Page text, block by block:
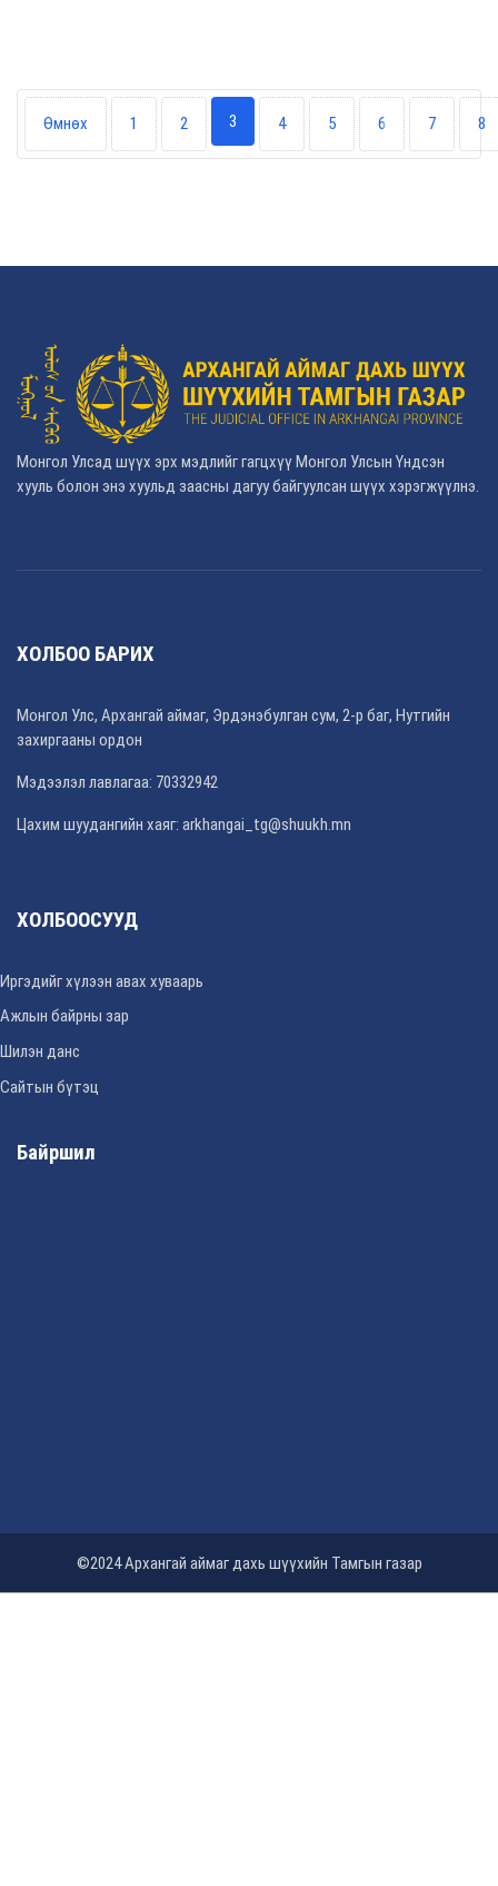
Өмнөх 1 2 3 4 5 6 7 8
Монгол Улсад шүүх эрх мэдлийг гагцхүү Монгол Улсын Үндсэн
хууль болон энэ хуульд заасны дагуу байгуулсан шүүх хэрэгжүүлнэ.
ХОЛБОО БАРИХ
Монгол Улс, Архангай аймаг, Эрдэнэбулган сум, 2-р баг, Нутгийн
захиргааны ордон
Мэдээлэл лавлагаа: 70332942
Цахим шуудангийн хаяг: arkhangai_tg@shuukh.mn
ХОЛБООСУУД
Иргэдийг хүлээн авах хуваарь
Ажлын байрны зар
Шилэн данс
Сайтын бүтэц
Байршил
©2024 Архангай аймаг дахь шүүхийн Тамгын газар